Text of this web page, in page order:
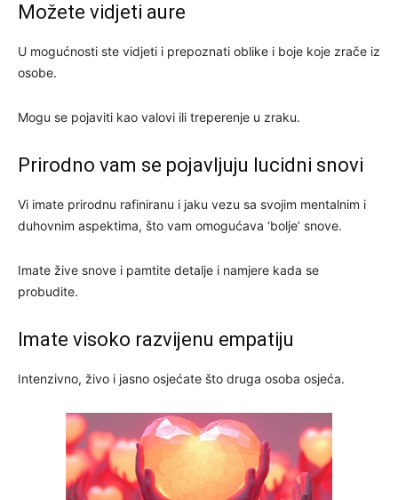
Možete vidjeti aure
U mogućnosti ste vidjeti i prepoznati oblike i boje koje zrače iz
osobe.
Mogu se pojaviti kao valovi ili treperenje u zraku.
Prirodno vam se pojavljuju lucidni snovi
Vi imate prirodnu rafiniranu i jaku vezu sa svojim mentalnim i
duhovnim aspektima, što vam omogućava ‘bolje’ snove.
Imate žive snove i pamtite detalje i namjere kada se
probudite.
Imate visoko razvijenu empatiju
Intenzivno, živo i jasno osjećate što druga osoba osjeća.